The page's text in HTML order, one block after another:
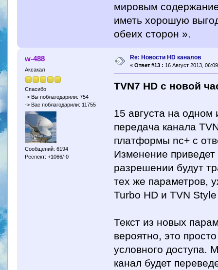
мировым
иметь хорошую
обеих сторон ».
w-488
Аксакал
Спасибо
-> Вы поблагодарили: 754
-> Вас поблагодарили: 11755
Сообщений: 6194
Респект: +1066/-0
Re: Новости HD каналов
« Ответ #13 : 16 Август 2013,
TVN7 HD с новой
15 августа на одном
передача канала
платформы nc+ с
Изменение
разрешении будут
тех же параметров,
Turbo HD и TVN
Текст из новых
вероятно, это
условного доступа.
канал будет